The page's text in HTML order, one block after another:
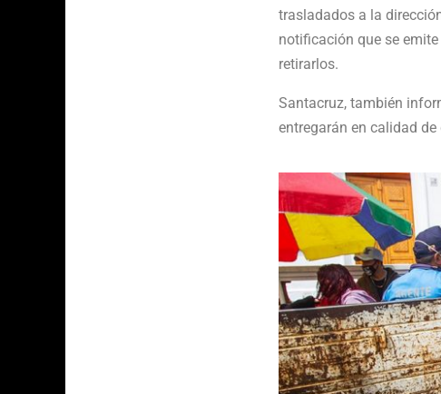
trasladados a la
notificación que se
retirarlos.
Santacruz, también
entregarán en calidad